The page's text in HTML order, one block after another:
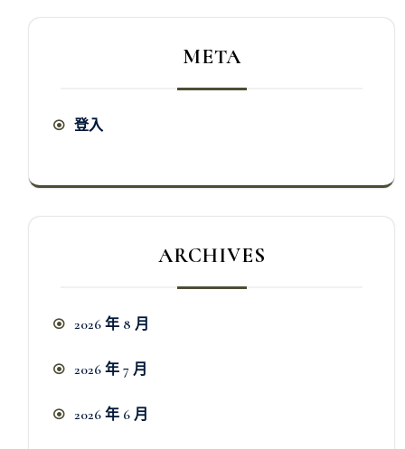
META
登入
ARCHIVES
2026 年 8 月
2026 年 7 月
2026 年 6 月